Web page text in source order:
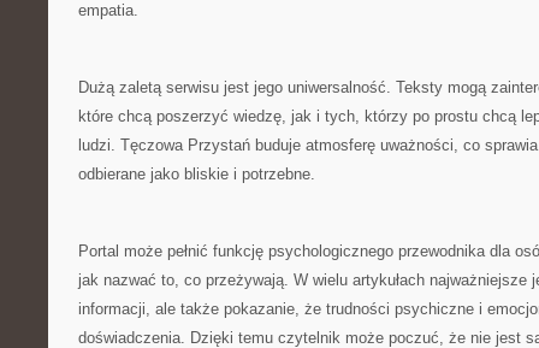
empatia.
Dużą zaletą serwisu jest jego uniwersalność. Teksty mogą
które chcą poszerzyć wiedzę, jak i tych, którzy po prostu chcą
ludzi. Tęczowa Przystań buduje atmosferę uważności, co
odbierane jako bliskie i potrzebne.
Portal może pełnić funkcję psychologicznego przewodnika dla
jak nazwać to, co przeżywają. W wielu artykułach najważniejsze
informacji, ale także pokazanie, że trudności psychiczne i
doświadczenia. Dzięki temu czytelnik może poczuć, że nie jest